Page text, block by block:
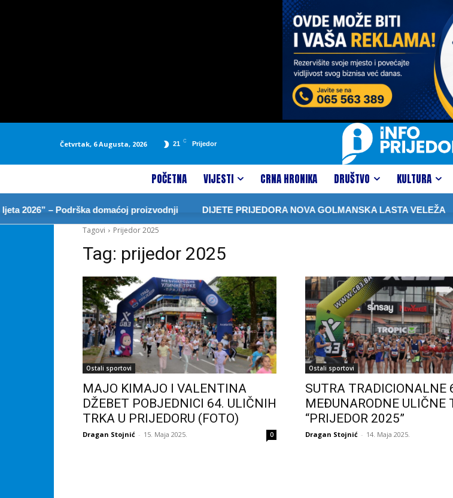
Četvrtak, 6 Augusta, 2026 21 C Prijedor
POČETNA VIJESTI CRNA HRONIKA DRUŠTVO KULTURA
– Podrška domaćoj proizvodnji DIJETE PRIJEDORA NOVA GOLMANSKA LASTA VELEŽA
Tagovi
Prijedor 2025
Tag: prijedor 2025
Ostali sportovi
MAJO KIMAJO I VALENTINA
DŽEBET POBJEDNICI 64. ULIČNIH
TRKA U PRIJEDORU (FOTO)
Dragan Stojnić - 15. Maja 2025. 0
Ostali sportovi
SUTRA TRADICIONALNE
MEĐUNARODNE ULIČNE
“PRIJEDOR 2025”
Dragan Stojnić - 14. Maja 2025.